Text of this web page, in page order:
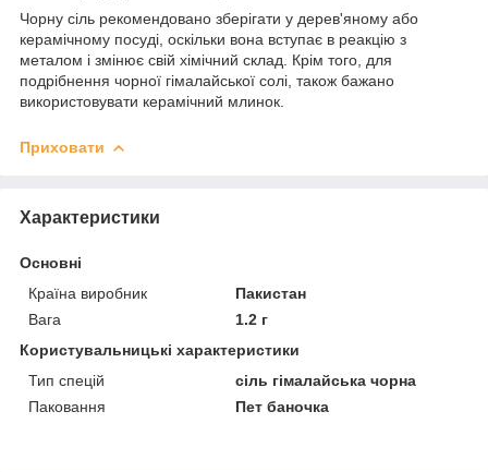
Чорну сіль рекомендовано зберігати у дерев'яному або
керамічному посуді, оскільки вона вступає в реакцію з
металом і змінює свій хімічний склад. Крім того, для
подрібнення чорної гімалайської солі, також бажано
використовувати керамічний млинок.
Приховати
Характеристики
Основні
Країна виробник
Пакистан
Вага
1.2 г
Користувальницькі характеристики
Тип спецій
сіль гімалайська чорна
Паковання
Пет баночка